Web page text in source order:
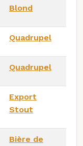
Blond
Quadrupel
Quadrupel
Export
Stout
Bière de